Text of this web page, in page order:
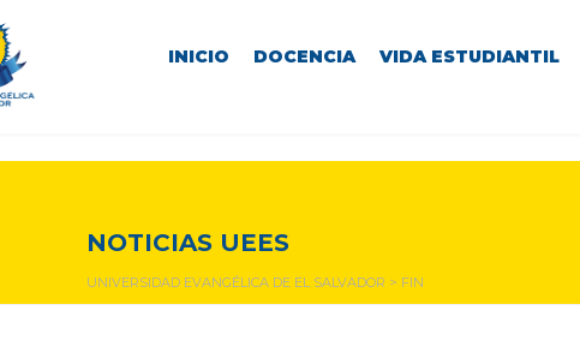
INICIO DOCENCIA VIDA ESTUDIANTIL
NOTICIAS UEES
UNIVERSIDAD EVANGÉLICA DE EL SALVADOR > FIN